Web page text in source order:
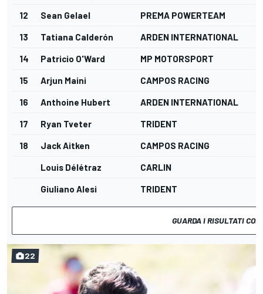
12 Sean Gelael PREMA POWERTEAM
13 Tatiana Calderón ARDEN INTERNATIONAL
14 Patricio O'Ward MP MOTORSPORT
15 Arjun Maini CAMPOS RACING
16 Anthoine Hubert ARDEN INTERNATIONAL
17 Ryan Tveter TRIDENT
18 Jack Aitken CAMPOS RACING
Louis Délétraz CARLIN
Giuliano Alesi TRIDENT
GUARDA I RISULTATI
22